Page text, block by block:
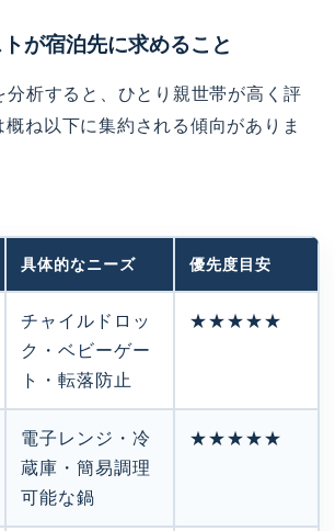
が宿泊先に求めること
分析すると、ひとり親世帯が高く評
ね以下に集約される傾向がありま
具体的なニーズ 優先度目安
チャイルドロッ
ク・ベビーゲー
ト・転落防止
★★★★★
電子レンジ・冷
蔵庫・簡易調理
可能な鍋
★★★★★